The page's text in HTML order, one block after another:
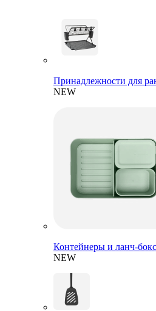
Принадлежности для
NEW
Контейнеры и ланч-
NEW